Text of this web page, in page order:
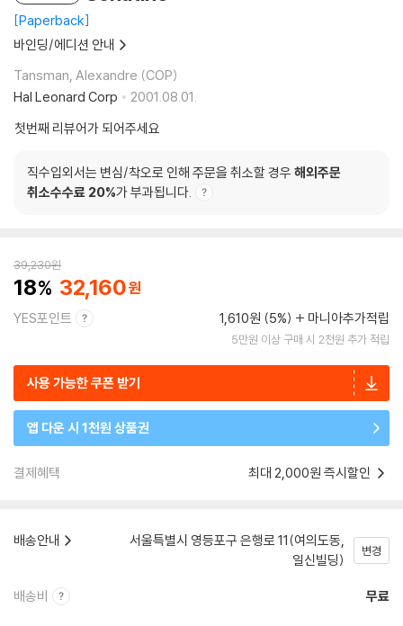
Paperback
바인딩/에디션 안내
Tansman, Alexandre (COP)
Hal Leonard Corp
2001.08.01.
첫번째 리뷰어가 되어주세요
직수입외서는 변심/착오로 인해 주문을 취소할 경우 해외주문
취소수수료 20%가 부과됩니다.
39,230원
18 32,160
YES포인트 1,610원 (5%) 마니아추가적립
5만원 이상 구매 시 2천원 추가 적립
사용 가능한 쿠폰 받기
앱 다운 시 1천원 상품권
결제혜택 최대 2,000원 즉시할인
배송안내
서울특별시 영등포구 은행로 11(여의도동,
일신빌딩)
변경
배송비 무료